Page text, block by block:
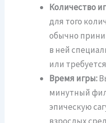
Количество
для того
обычно
в ней
или
Время игры:
минутный
эпическую